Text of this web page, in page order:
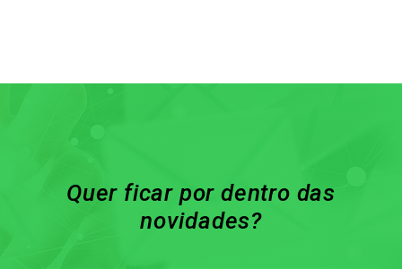
Quer ficar por dentro das
novidades?